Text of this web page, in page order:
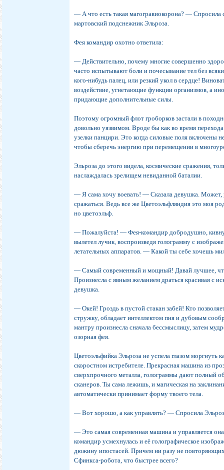
— А что есть такая магогравиокорона? — Спросила
мартовский подснежник Эльроза.
Фея командир охотно ответила:
— Действительно, почему многие совершенно
часто испытывают боли и почесывание тел без
кого-нибудь палец, или резкий укол в сердце!
воздействие, угнетающие функции организмов, а
придающие дополнительные силы.
Поэтому огромный флот гроборков застали в
довольно уязвимом. Вроде бы как во время
узелки панцири. Это когда силовые поля включены
чтобы сберечь энергию при перемещении в
Эльроза до этого видела, космические сражения,
наслаждалась зрелищем невиданной баталии.
— Я сама хочу воевать! — Сказала девушка.
сражаться. Ведь все же Цветоэльфляндия это моя
но цветоэльф.
— Пожалуйста! — Фея-командир добродушно,
вылетел лучик, воспроизведя голограмму с
летательных аппаратов. — Какой ты себе хочешь
— Самый современный и мощный! Давай лучшее,
Произнесла с явным желанием драться красивая с
девушка.
— Окей! Гроздь в пустой стакан забей! Кто
стружку, обладает интеллектом пня и дубовым
мантру произнесла сначала бессмыслицу, затем
озорная фея.
Цветоэльфийка Эльроза не успела глазом моргнуть
скоростном истребителе. Прекрасная машина из
сверхпрочного металла, голограммы дают полный
сканеров. Ты сама лежишь, и магическая на
автоматически принимает форму твоего тела.
— Вот хорошо, а как управлять? — Спросила
— Это самая современная машина и управляется
командир усмехнулась и её голографическое
дюжину ипостасей. Причем ни разу не
Сфинкса-робота, что быстрее всего?